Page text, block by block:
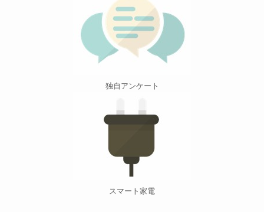
独自アンケート
スマート家電